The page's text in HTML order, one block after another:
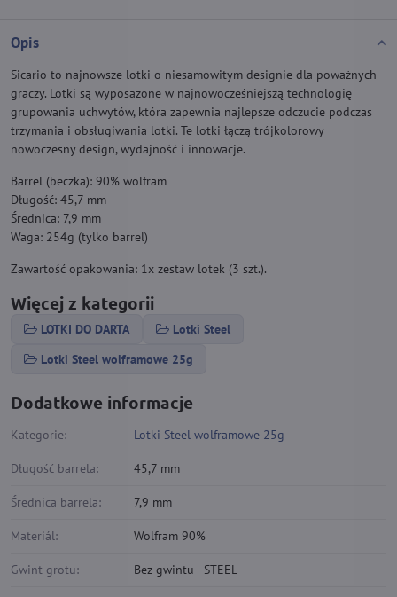
Opis
Sicario to najnowsze lotki o niesamowitym designie dla poważnych
graczy. Lotki są wyposażone w najnowocześniejszą technologię
grupowania uchwytów, która zapewnia najlepsze odczucie podczas
trzymania i obsługiwania lotki. Te lotki łączą trójkolorowy
nowoczesny design, wydajność i innowacje.
Barrel (beczka): 90% wolfram
Długość: 45,7 mm
Średnica: 7,9 mm
Waga: 254g (tylko barrel)
Zawartość opakowania: 1x zestaw lotek (3 szt.).
Więcej z kategorii
LOTKI DO DARTA
Lotki Steel
Lotki Steel wolframowe 25g
Dodatkowe informacje
Kategorie: Lotki Steel wolframowe 25g
Długość barrela: 45,7 mm
Średnica barrela: 7,9 mm
Materiál: Wolfram 90%
Gwint grotu: Bez gwintu - STEEL